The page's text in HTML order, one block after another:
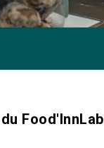
Food'InnLab